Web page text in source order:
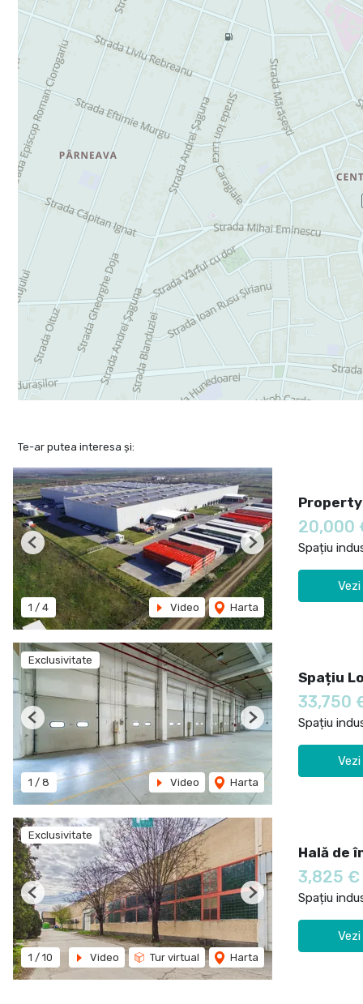
Te-ar putea interesa și:
1 / 4 Video Harta
Previous Next
20,000
Spațiu
Exclusivitate
1 / 8 Video Harta
Previous Next
Spațiu
33,750
Spațiu
Exclusivitate
1 / 10 Video Tur virtual Harta
Previous Next
Hală de
3,825 €
Spațiu